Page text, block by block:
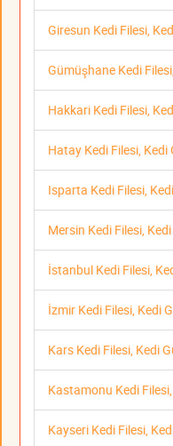
Giresun Kedi Filesi,
Gümüşhane Kedi
Hakkari Kedi Filesi,
Hatay Kedi Filesi, Kedi
Isparta Kedi Filesi,
Mersin Kedi Filesi,
İstanbul Kedi Filesi,
İzmir Kedi Filesi, Kedi
Kars Kedi Filesi, Kedi
Kastamonu Kedi
Kayseri Kedi Filesi,